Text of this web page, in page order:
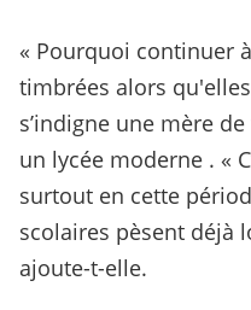
« Pourquoi continuer
timbrées alors
s’indigne une mère
un lycée moderne . «
surtout en cette
scolaires pèsent déjà
ajoute-t-elle.